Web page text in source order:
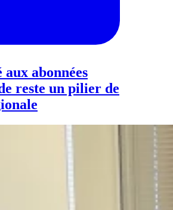
abonnées
reste un pilier de